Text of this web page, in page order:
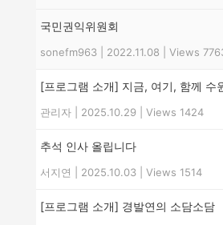
국민권익위원회
sonefm963 2022.11.08 Views
[프로그램 소개] 지금, 여기, 함께 수
관리자 2025.10.29 Views 1424
추석 인사 올립니다
서지연 2025.10.03 Views 1514
[프로그램 소개] 경발연의 소담소담